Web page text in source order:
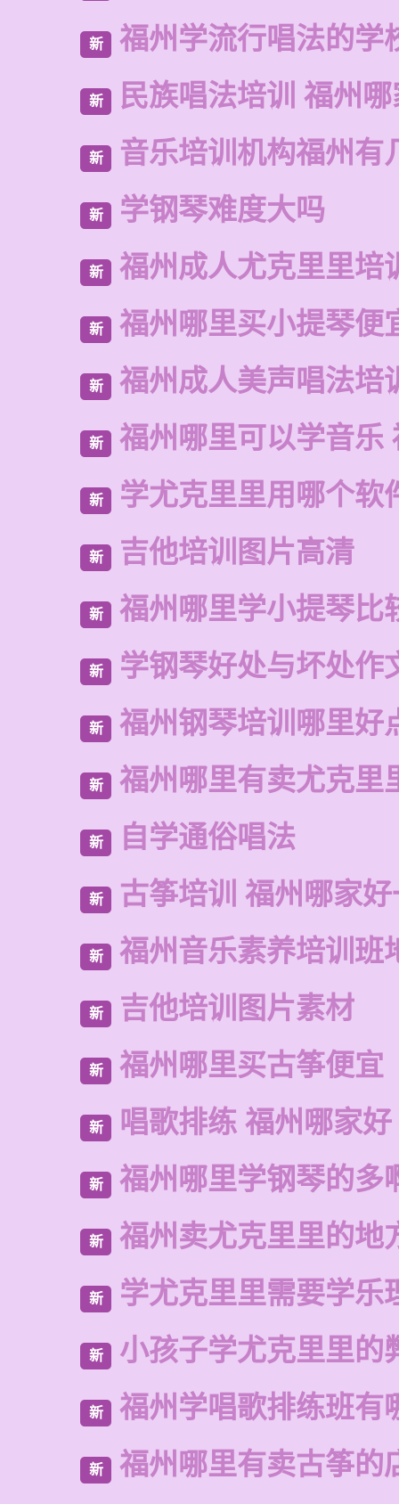
新 福州学流行唱法的学
新 民族唱法培训 福州
新 音乐培训机构福州有
新 学钢琴难度大吗
新 福州成人尤克里里培
新 福州哪里买小提琴便
新 福州成人美声唱法培
新 福州哪里可以学音乐
新 学尤克里里用哪个软
新 吉他培训图片高清
新 福州哪里学小提琴比
新 学钢琴好处与坏处作
新 福州钢琴培训哪里好
新 福州哪里有卖尤克里
新 自学通俗唱法
新 古筝培训 福州哪家
新 福州音乐素养培训班
新 吉他培训图片素材
新 福州哪里买古筝便宜
新 唱歌排练 福州哪家好
新 福州哪里学钢琴的多
新 福州卖尤克里里的地
新 学尤克里里需要学乐
新 小孩子学尤克里里的
新 福州学唱歌排练班有
新 福州哪里有卖古筝的